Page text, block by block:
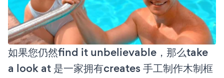
如果您仍然find it unbelievable，那么take
a look at 是一家拥有creates 手工制作木制框